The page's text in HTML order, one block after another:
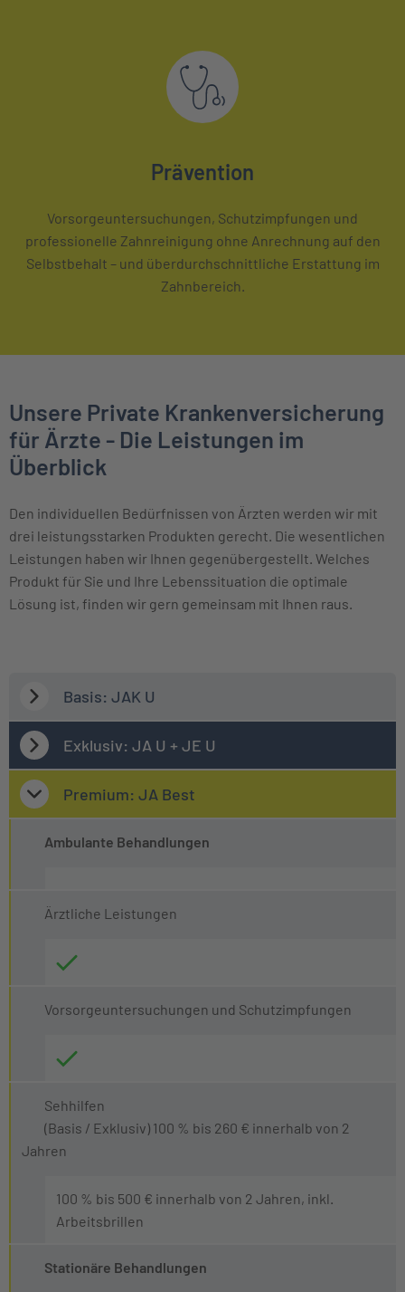
Prävention
Vorsorgeuntersuchungen, Schutzimpfungen und
professionelle Zahnreinigung ohne Anrechnung auf den
Selbstbehalt – und überdurchschnittliche Erstattung im
Zahnbereich.
Unsere Private Krankenversicherung
für Ärzte - Die Leistungen im
Überblick
Den individuellen Bedürfnissen von Ärzten werden wir mit
drei leistungsstarken Produkten gerecht. Die wesentlichen
Leistungen haben wir Ihnen gegenübergestellt. Welches
Produkt für Sie und Ihre Lebenssituation die optimale
Lösung ist, finden wir gern gemeinsam mit Ihnen raus.
Basis: JAK U
Exklusiv: JA U + JE U
Premium: JA Best
Ambulante Behandlungen
Ärztliche Leistungen
Vorsorgeuntersuchungen und Schutzimpfungen
Sehhilfen
(Basis / Exklusiv) 100 % bis 260 € innerhalb von 2
Jahren
100 % bis 500 € innerhalb von 2 Jahren, inkl.
Arbeitsbrillen
Stationäre Behandlungen